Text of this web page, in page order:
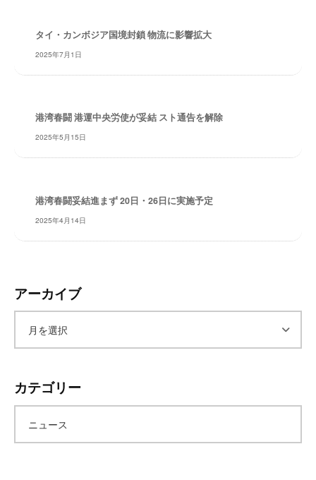
ズ
タイ・カンボジア国境封鎖 物流に影響拡大
2025年7月1日
港湾春闘 港運中央労使が妥結 スト通告を解除
2025年5月15日
港湾春闘妥結進まず 20日・26日に実施予定
2025年4月14日
アーカイブ
カ
イ
カテゴリー
ニュース